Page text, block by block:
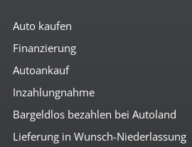
Anfahrassistent
Auto Hold
autom. abblendender Innenspiegel
beheizbare Aussenspiegel
Bordcomputer
Colorverglasung
el. anklappbare Spiegel
el. Beifahrersitz
el. Fahrersitz
Auto kaufen
Finanzierung
Autoankauf
Inzahlungnahme
Bargeldlos bezahlen bei Autoland
Lieferung in Wunsch-Niederlassung